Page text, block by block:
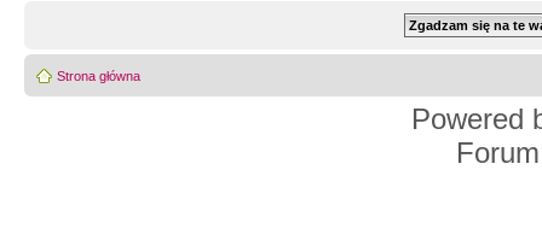
Strona główna
Powered